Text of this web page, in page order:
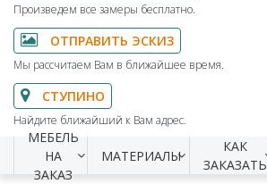
Произведем все замеры бесплатно.
ОТПРАВИТЬ ЭСКИЗ
Мы рассчитаем Вам в ближайшее время.
СТУПИНО
Найдите ближайший к Вам адрес.
МЕБЕЛЬ
НА
ЗАКАЗ
МАТЕРИАЛЫ
КАК
ЗАКАЗАТЬ